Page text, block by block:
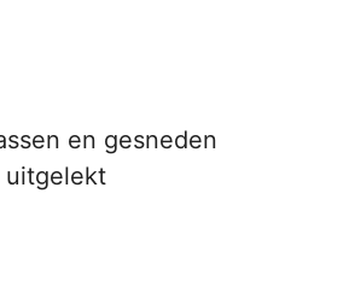
en gesneden
uitgelekt